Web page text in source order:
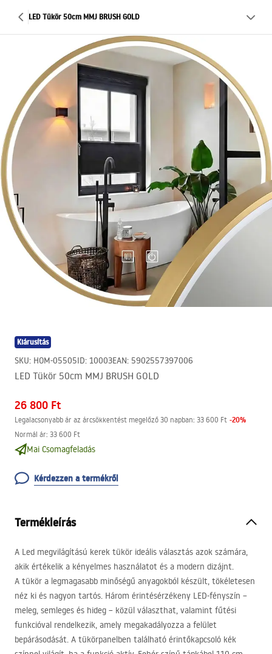
LED Tükör 50cm MMJ BRUSH GOLD
Kiárusítás
SKU: HOM-05505ID: 10003EAN: 5902557397006
LED Tükör 50cm MMJ BRUSH GOLD
26 800 Ft
Legalacsonyabb ár az árcsökkentést megelőző 30 napban: 33 600 Ft -20%
Normál ár: 33 600 Ft
Mai Csomagfeladás
Kérdezzen a termékről
Termékleírás
A Led megvilágítású kerek tükör ideális választás azok számára,
akik értékelik a kényelmes használatot és a modern dizájnt.
A tükör a legmagasabb minőségű anyagokból készült, tökéletesen
néz ki és nagyon tartós. Három érintésérzékeny LED-fényszín –
meleg, semleges és hideg – közül választhat, valamint fűtési
funkcióval rendelkezik, amely megakadályozza a felület
bepárásodását. A tükörpanelben található érintőkapcsoló kék